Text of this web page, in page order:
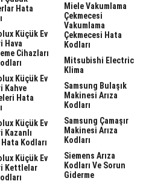
Hata
Küçük Ev
Hava
Cihazları
Küçük Ev
Kahve
Hata
Küçük Ev
Kazanlı
Kodları
Küçük Ev
Kettlelar
Miele Vakumlama
Çekmecesi
Vakumlama
Çekmecesi Hata
Kodları
Mitsubishi Electric
Klima
Samsung Bulaşık
Makinesi Arıza
Kodları
Samsung Çamaşır
Makinesi Arıza
Kodları
Siemens Arıza
Kodları Ve Sorun
Giderme